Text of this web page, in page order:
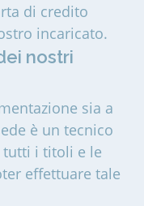
di credito
incaricato.
nostri
sia a
è un tecnico
tutti i titoli e le
effettuare tale